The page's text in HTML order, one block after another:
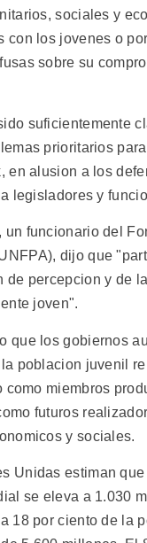
sociales y
con los jovenes o
sobre su
suficientemente
prioritarios
en alusion a los
legisladores y
un funcionario del
dijo que
de percepcion y de
joven".
que los gobiernos
poblacion juvenil
como miembros
futuros
y sociales.
Unidas estiman
se eleva a 1.030
18 por ciento de la